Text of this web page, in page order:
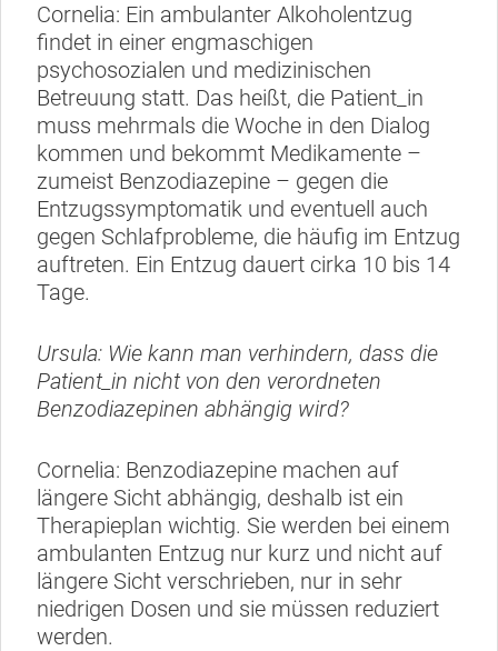
Cornelia: Ein ambulanter Alkoholentzug
findet in einer engmaschigen
psychosozialen und medizinischen
Betreuung statt. Das heißt, die Patient_in
muss mehrmals die Woche in den Dialog
kommen und bekommt Medikamente –
zumeist Benzodiazepine – gegen die
Entzugssymptomatik und eventuell auch
gegen Schlafprobleme, die häufig im Entzug
auftreten. Ein Entzug dauert cirka 10 bis 14
Tage.
Ursula: Wie kann man verhindern, dass die
Patient_in nicht von den verordneten
Benzodiazepinen abhängig wird?
Cornelia: Benzodiazepine machen auf
längere Sicht abhängig, deshalb ist ein
Therapieplan wichtig. Sie werden bei einem
ambulanten Entzug nur kurz und nicht auf
längere Sicht verschrieben, nur in sehr
niedrigen Dosen und sie müssen reduziert
werden.